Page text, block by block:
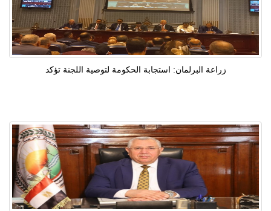
زراعة البرلمان: استجابة الحكومة لتوصية اللجنة تؤكد